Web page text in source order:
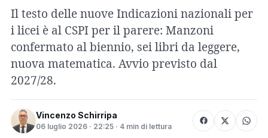
Il testo delle nuove Indicazioni nazionali per
i licei è al CSPI per il parere: Manzoni
confermato al biennio, sei libri da leggere,
nuova matematica. Avvio previsto dal
2027/28.
Vincenzo Schirripa
06 luglio 2026 · 22:25 · 4 min di lettura